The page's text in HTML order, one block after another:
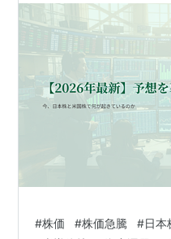
#株価 #株価急騰 #日本